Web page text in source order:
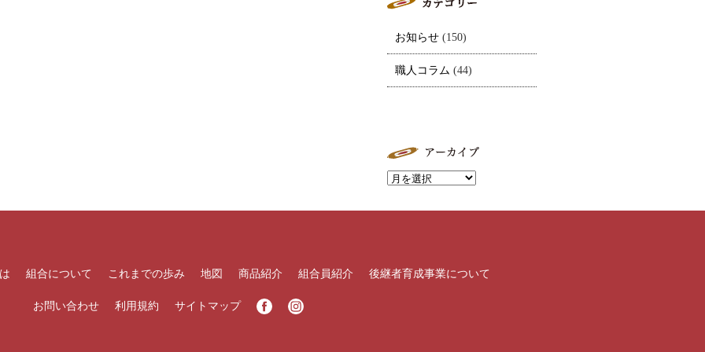
お知らせ(150)
職人コラム (44)
組合について これまでの歩み 地図 商品紹介 組合員紹介 後継者育成事業について
お問い合わせ 利用規約 サイトマップ